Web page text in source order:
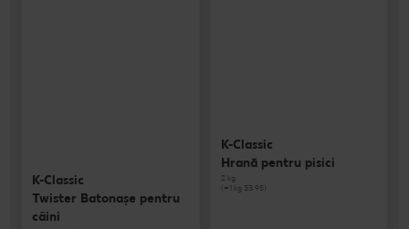
K-Classic
Twister Batonaşe pentru
câini
K-Classic
Hrană pentru pisici
2 kg
(=1 kg 33.95)